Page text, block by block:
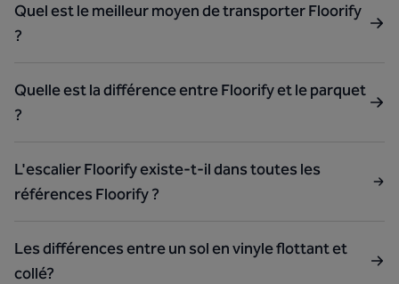
Quel est le meilleur moyen de transporter Floorify
?
Quelle est la différence entre Floorify et le parquet
?
L'escalier Floorify existe-t-il dans toutes les
références Floorify ?
Les différences entre un sol en vinyle flottant et
collé?